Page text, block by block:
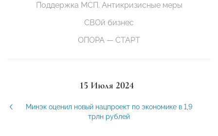
Поддержка МСП. Антикризисные меры
СВОй бизнес
ОПОРА — СТАРТ
15 Июля 2024
Минэк оценил новый нацпроект по экономике в 1,9
трлн рублей